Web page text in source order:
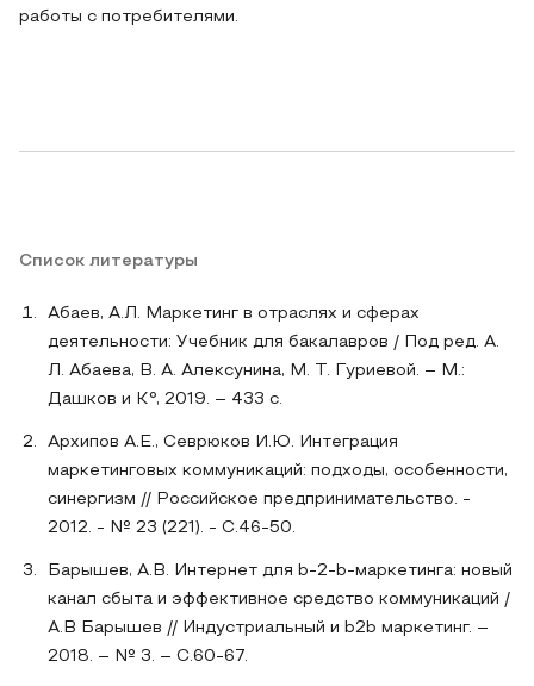
работы с потребителями.
Список литературы
Абаев, А.Л. Маркетинг в отраслях и сферах
деятельности: Учебник для бакалавров / Под ред. А.
Л. Абаева, В. А. Алексунина, М. Т. Гуриевой. – М.:
Дашков и К°, 2019. – 433 с.
Архипов А.Е., Севрюков И.Ю. Интеграция
маркетинговых коммуникаций: подходы, особенности,
синергизм // Российское предпринимательство. -
2012. - № 23 (221). - С.46-50.
Барышев, А.В. Интернет для b-2-b-маркетинга: новый
канал сбыта и эффективное средство коммуникаций /
А.В Барышев // Индустриальный и b2b маркетинг. –
2018. – № 3. – С.60-67.